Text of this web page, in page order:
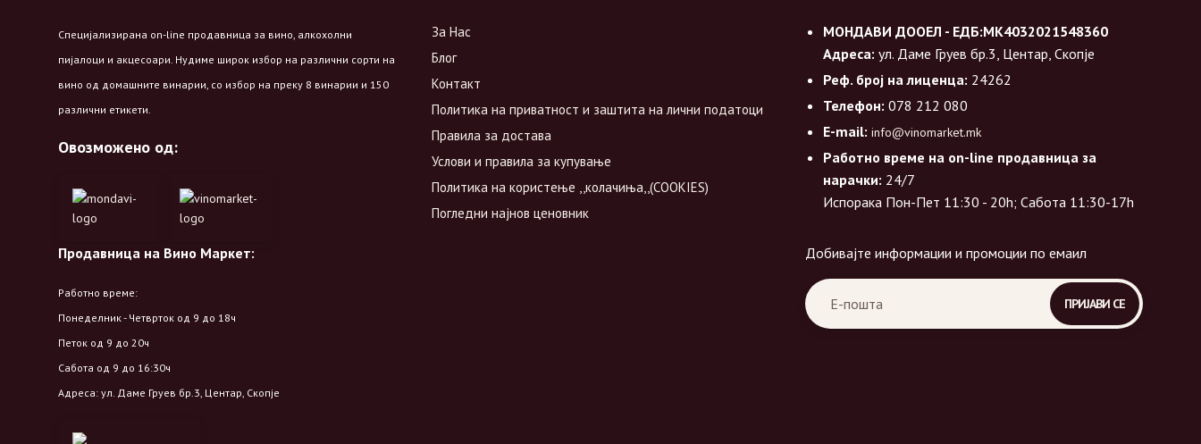
Специјализирана on-line продавница за вино, алкохолни
пијалоци и акцесоари. Нудиме широк избор на различни сорти на
вино од домашните винарии, со избор на преку 8 винарии и 150
различни етикети.
Овозможено од:
Продавница на Вино Маркет:
Работно време:
Понеделник - Четврток од 9 до 18ч
Петок од 9 до 20ч
Сабота од 9 до 16:30ч
Адреса: ул. Даме Груев бр.3, Центар, Скопје
За Нас
Блог
Контакт
Политика на приватност и заштита на лични податоци
Правила за достава
Услови и правила за купување
Политика на користење ,,колачиња,,(COOKIES)
Погледни најнов ценовник
МОНДАВИ ДООЕЛ - ЕДБ:МК4032021548360
Адреса: ул. Даме Груев бр.3, Центар, Скопје
Реф. број на лиценца: 24262
Телефон: 078 212 080
E-mail: info@vinomarket.mk
Работно време на on-line продавница за
нарачки: 24/7
Испорака Пон-Пет 11:30 - 20h; Сабота 11:30-17h
Добивајте информации и промоции по емаил